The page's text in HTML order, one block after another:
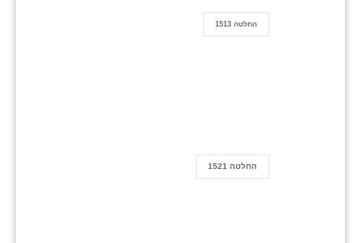
החלטה 1513
החלטה 1521